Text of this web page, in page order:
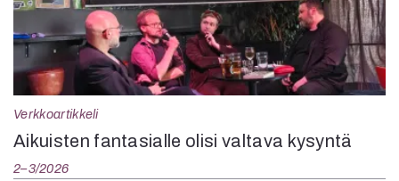
Verkkoartikkeli
Aikuisten fantasialle olisi valtava kysyntä
2–3/2026